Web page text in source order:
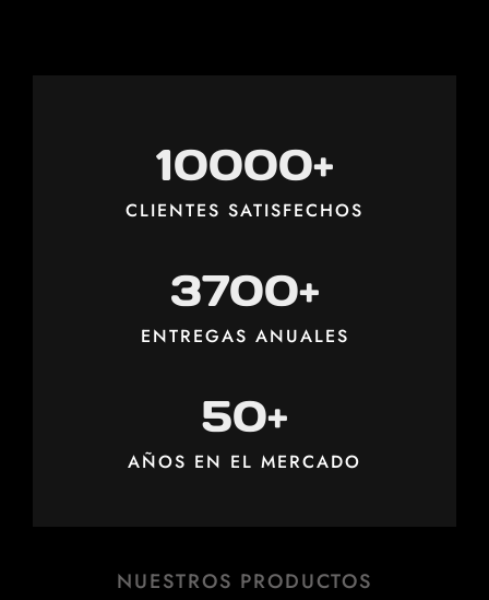
10000+
CLIENTES SATISFECHOS
3700+
ENTREGAS ANUALES
50+
AÑOS EN EL MERCADO
NUESTROS PRODUCTOS